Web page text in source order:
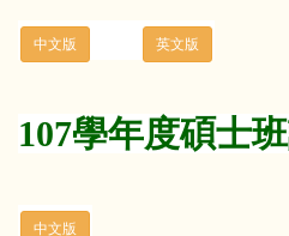
107學年度碩士